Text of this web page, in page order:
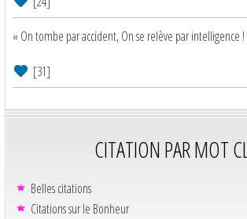
« On tombe par accident, On se relève par intelligence !
[31]
CITATION PAR MOT
Belles citations
Citations sur le Bonheur